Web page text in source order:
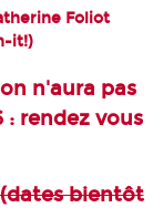
Foliot
it!)
n'aura pas
rendez vous
bientôt